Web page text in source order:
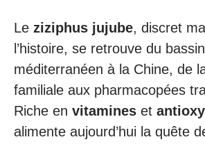
Le ziziphus jujube, discret
l’histoire, se retrouve du bassin
méditerranéen à la Chine, de
familiale aux pharmacopées
Riche en vitamines et
alimente aujourd’hui la quête